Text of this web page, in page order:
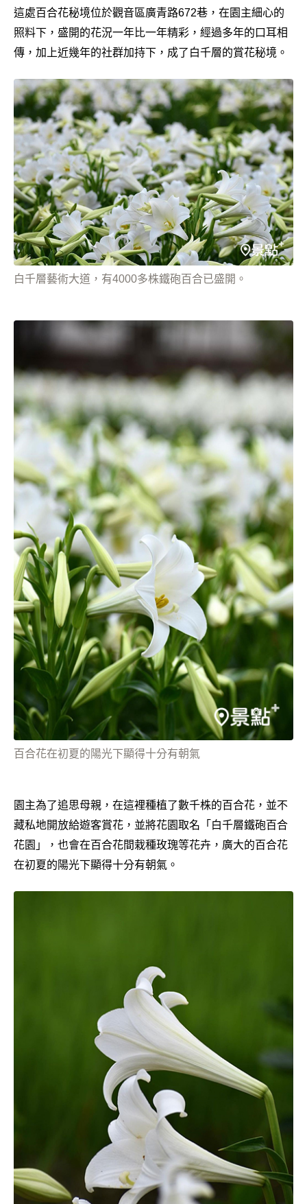
這處百合花秘境位於觀音區廣青路672巷，在園主細心的
照料下，盛開的花況一年比一年精彩，經過多年的口耳相
傳，加上近幾年的社群加持下，成了白千層的賞花秘境。
白千層藝術大道，有4000多株鐵砲百合已盛開。
百合花在初夏的陽光下顯得十分有朝氣
園主為了追思母親，在這裡種植了數千株的百合花，並不
藏私地開放給遊客賞花，並將花園取名「白千層鐵砲百合
花園」，也會在百合花間栽種玫瑰等花卉，廣大的百合花
在初夏的陽光下顯得十分有朝氣。